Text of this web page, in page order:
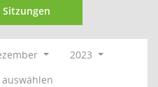
Sitzungen
2023